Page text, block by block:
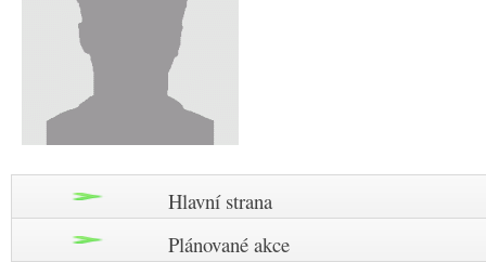
Hlavní strana
Plánované akce